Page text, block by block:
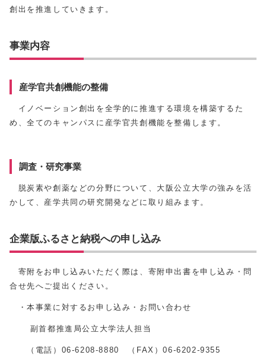
創出を推進していきます。
事業内容
産学官共創機能の整備
イノベーション創出を全学的に推進する環境を構築するた
め、全てのキャンパスに産学官共創機能を整備します。
調査・研究事業
脱炭素や創薬などの分野について、大阪公立大学の強みを活
かして、産学共同の研究開発などに取り組みます。
企業版ふるさと納税への申し込み
寄附をお申し込みいただく際は、寄附申出書を申し込み・問
合せ先へご提出ください。
・本事業に対するお申し込み・お問い合わせ
副首都推進局公立大学法人担当
（電話）06-6208-8880 （FAX）06-6202-9355